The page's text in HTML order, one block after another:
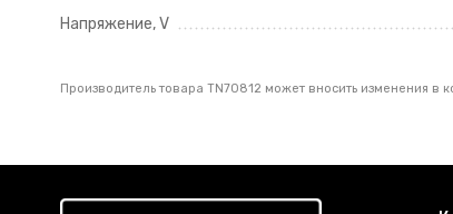
Напряжение, V
Производитель товара TN70812 может вносить изменения в